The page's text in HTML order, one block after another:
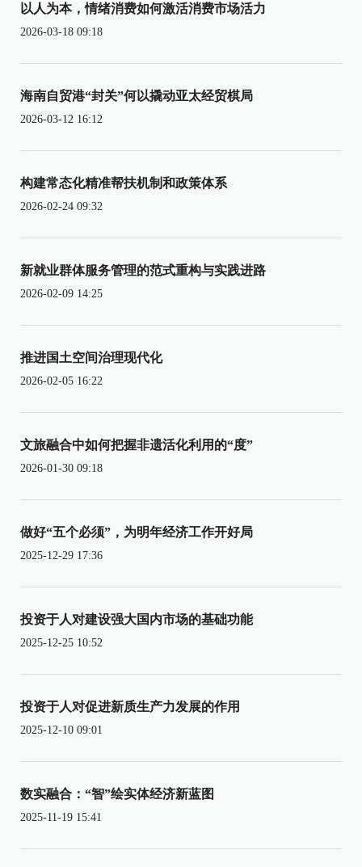
以人为本，情绪消费如何激活消费市场活力
2026-03-18 09:18
海南自贸港“封关”何以撬动亚太经贸棋局
2026-03-12 16:12
构建常态化精准帮扶机制和政策体系
2026-02-24 09:32
新就业群体服务管理的范式重构与实践进路
2026-02-09 14:25
推进国土空间治理现代化
2026-02-05 16:22
文旅融合中如何把握非遗活化利用的“度”
2026-01-30 09:18
做好“五个必须”，为明年经济工作开好局
2025-12-29 17:36
投资于人对建设强大国内市场的基础功能
2025-12-25 10:52
投资于人对促进新质生产力发展的作用
2025-12-10 09:01
数实融合：“智”绘实体经济新蓝图
2025-11-19 15:41